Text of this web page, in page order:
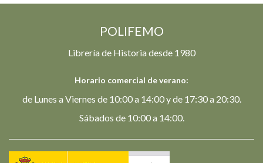
POLIFEMO
Librería de Historia desde 1980
Horario comercial de verano:
de Lunes a Viernes de 10:00 a 14:00 y de 17:30 a 20:30.
Sábados de 10:00 a 14:00.